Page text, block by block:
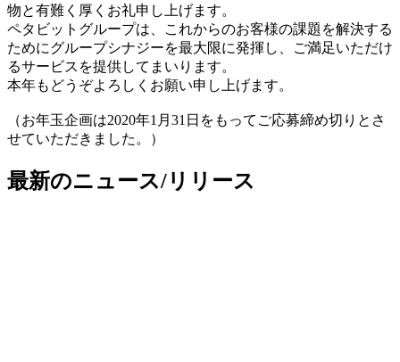
物と有難く厚くお礼申し上げます。
ペタビットグループは、これからのお客様の課題を解決する
ためにグループシナジーを最大限に発揮し、ご満足いただけ
るサービスを提供してまいります。
本年もどうぞよろしくお願い申し上げます。
（お年玉企画は2020年1月31日をもってご応募締め切りとさ
せていただきました。）
最新のニュース/リリース